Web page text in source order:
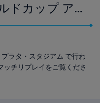
ドカップ ア
チリプレイ
ラタ・スタジアム で行わ
ッチリプレイをご覧くださ